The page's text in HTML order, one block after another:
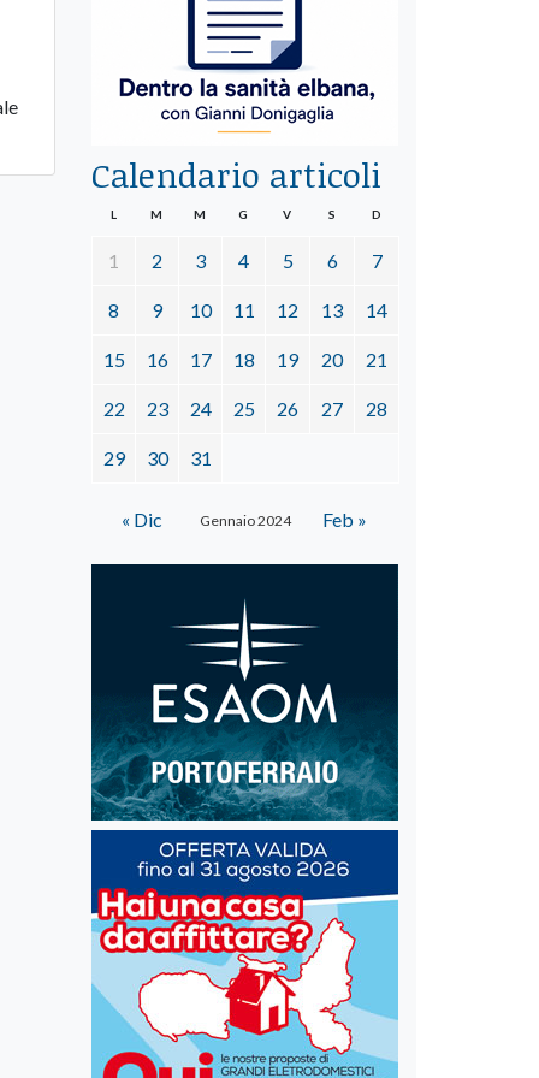
Calendario articoli
Gennaio 2024
L M M G V S D
1 2 3 4 5 6 7
8 9 10 11 12 13 14
15 16 17 18 19 20 21
22 23 24 25 26 27 28
29 30 31
« Dic Feb »